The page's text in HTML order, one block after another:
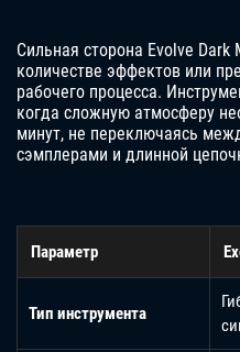
Сильная сторона Evolve
количестве эффектов или
рабочего процесса.
когда сложную атмосферу
минут, не переключаясь
сэмплерами и длинной
Параметр
Тип инструмента